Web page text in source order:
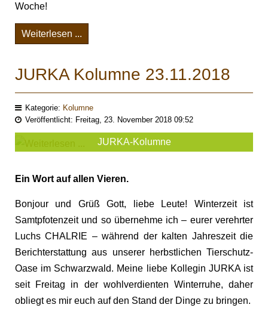
Woche!
Weiterlesen ...
JURKA Kolumne 23.11.2018
Kategorie: Kolumne
Veröffentlicht: Freitag, 23. November 2018 09:52
JURKA-Kolumne
Ein Wort auf allen Vieren.
Bonjour und Grüß Gott, liebe Leute! Winterzeit ist
Samtpfotenzeit und so übernehme ich – eurer verehrter
Luchs CHALRIE – während der kalten Jahreszeit die
Berichterstattung aus unserer herbstlichen Tierschutz-
Oase im Schwarzwald. Meine liebe Kollegin JURKA ist
seit Freitag in der wohlverdienten Winterruhe, daher
obliegt es mir euch auf den Stand der Dinge zu bringen.